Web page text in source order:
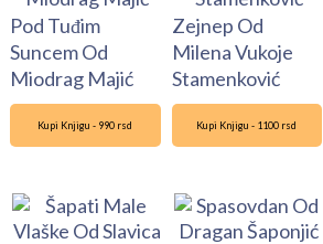
Pod Tuđim
Suncem Od
Miodrag Majić
Zejnep Od
Milena Vukoje
Stamenković
Kupi Knjigu - 990 rsd Kupi Knjigu - 1100 rsd